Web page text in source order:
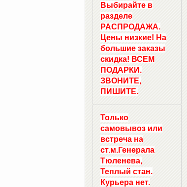
Выбирайте в
разделе
РАСПРОДАЖА.
Цены низкие! На
большие заказы
скидка! ВСЕМ
ПОДАРКИ.
ЗВОНИТЕ,
ПИШИТЕ.
Только
самовывоз или
встреча на
ст.м.Генерала
Тюленева,
Теплый стан.
Курьера нет.